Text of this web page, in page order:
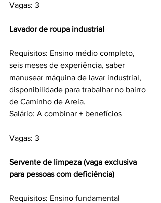
Vagas: 3
Lavador de roupa industrial
Requisitos: Ensino médio completo,
seis meses de experiência, saber
manusear máquina de lavar industrial,
disponibilidade para trabalhar no bairro
de Caminho de Areia.
Salário: A combinar + benefícios
Vagas: 3
Servente de limpeza (vaga exclusiva
para pessoas com deficiência)
Requisitos: Ensino fundamental